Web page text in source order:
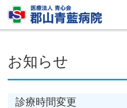
お知らせ
診療時間変更